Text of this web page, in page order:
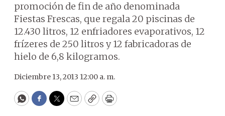
promoción de fin de año denominada
Fiestas Frescas, que regala 20 piscinas de
12.430 litros, 12 enfriadores evaporativos, 12
frízeres de 250 litros y 12 fabricadoras de
hielo de 6,8 kilogramos.
Diciembre 13, 2013 12:00 a. m.
WhatsApp
Facebook
Twitter
EmailCopyPrint